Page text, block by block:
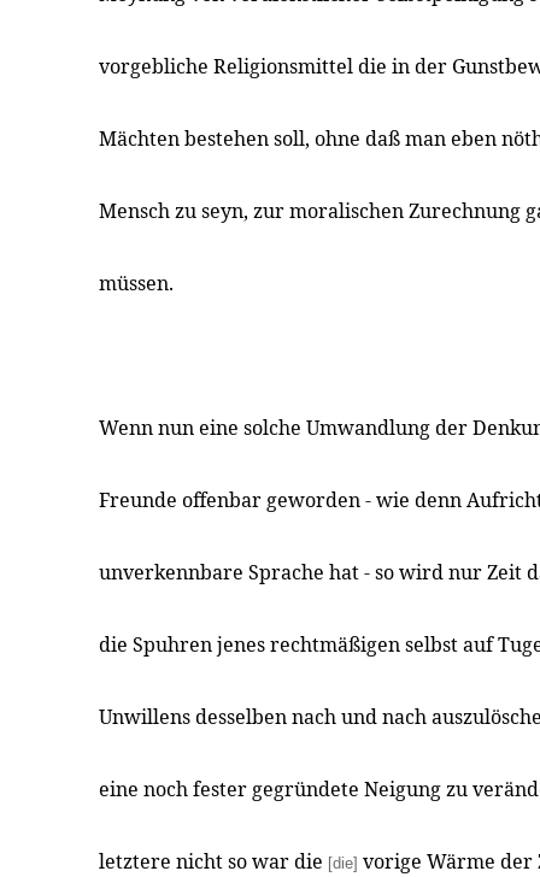
vorgebliche Religionsmittel die in der
Mächten bestehen soll, ohne daß man eben
Mensch zu seyn, zur moralischen Zurechnung
müssen.
Wenn nun eine solche Umwandlung der
Freunde offenbar geworden - wie denn
unverkennbare Sprache hat - so wird nur Zeit
die Spuhren jenes rechtmäßigen selbst auf
Unwillens desselben nach und nach
eine noch fester gegründete Neigung zu
letztere nicht so war die [die] vorige Wärme der